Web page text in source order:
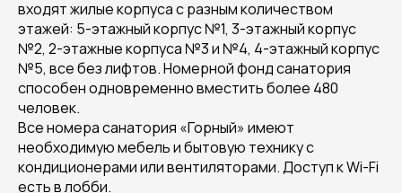
входят жилые корпуса с разным количеством
этажей: 5-этажный корпус №1, 3-этажный корпус
№2, 2-этажные корпуса №3 и №4, 4-этажный корпус
№5, все без лифтов. Номерной фонд санатория
способен одновременно вместить более 480
человек.
Все номера санатория «Горный» имеют
необходимую мебель и бытовую технику с
кондиционерами или вентиляторами. Доступ к Wi-Fi
есть в лобби.